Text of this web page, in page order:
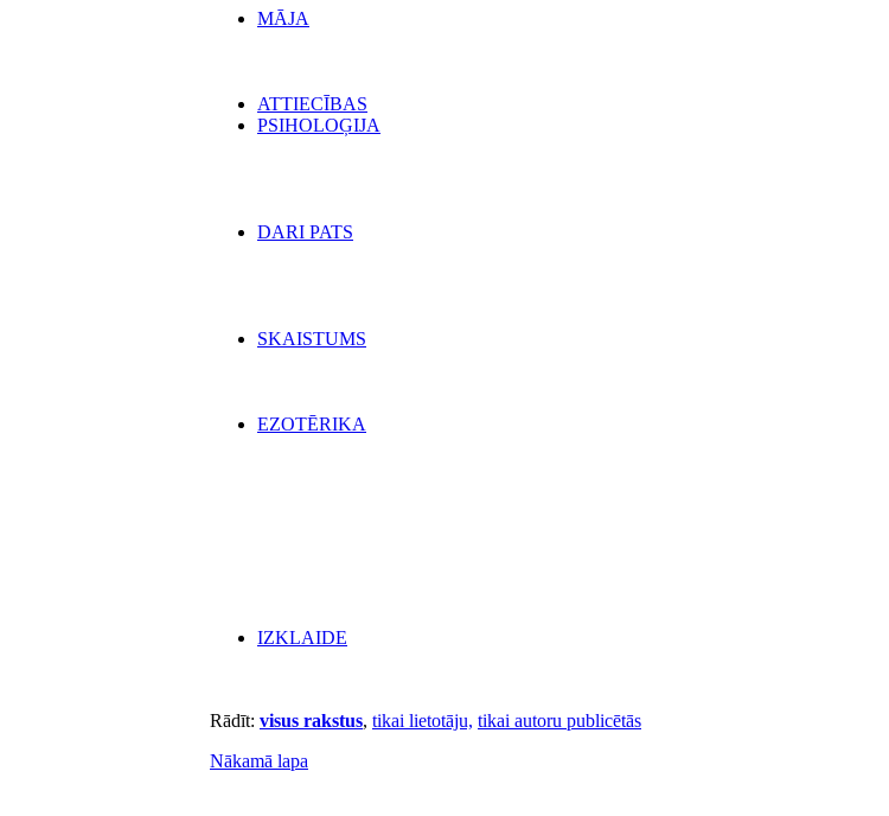
MĀJA
ATTIECĪBAS
PSIHOLOĢIJA
DARI PATS
SKAISTUMS
EZOTĒRIKA
IZKLAIDE
Rādīt: visus rakstus, tikai lietotāju, tikai autoru publicētās
Nākamā lapa